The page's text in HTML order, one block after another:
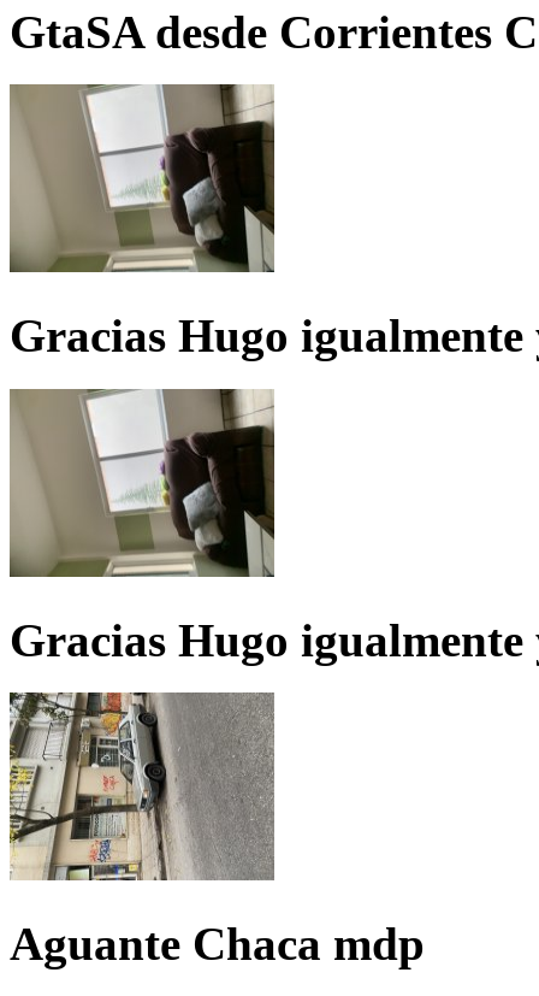
GtaSA desde Corrientes
Gracias Hugo igualmente
Gracias Hugo igualmente
Aguante Chaca mdp